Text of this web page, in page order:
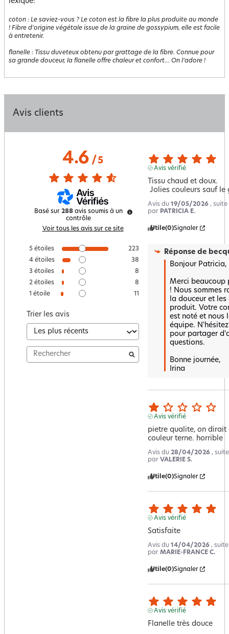
coton : Le saviez-vous ? Le coton est la fibre la plus produite au monde
! Fibre d'origine végétale issue de la graine de gossypium, elle est facile
à entretenir.
flanelle : Tissu duveteux obtenu par grattage de la fibre. Connue pour
sa grande douceur, la flanelle offre chaleur et confort… On l’adore !
Avis clients
4.6/ 5
Basé sur 288 avis soumis à un
contrôle
Voir tous les avis sur ce site
5 étoiles
223
4 étoiles
38
3 étoiles
8
2 étoiles
8
1 étoile 11
Trier les avis
Avis vérifié
Tissu chaud et doux.
Jolies couleurs sauf le
Avis du 19/05/2026 , suite
par PATRICIA E.
Utile(0)Signaler
Réponse de
Bonjour Patricia,
Merci beaucoup
! Nous sommes
la douceur et
produit. Votre
est noté et nous
équipe.
pour partager
questions.
Bonne journée,
Irina
Avis vérifié
pietre qualite, on dirait
couleur terne. horrible
Avis du 28/04/2026 ,
par VALERIE S.
Utile(0)Signaler
Avis vérifié
Satisfaite
Avis du 14/04/2026 ,
par MARIE-FRANCE C.
Utile(0)Signaler
Avis vérifié
Flanelle très douce